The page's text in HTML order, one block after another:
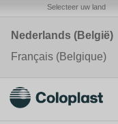
Selecteer uw land
Nederlands (België)
Français (Belgique)